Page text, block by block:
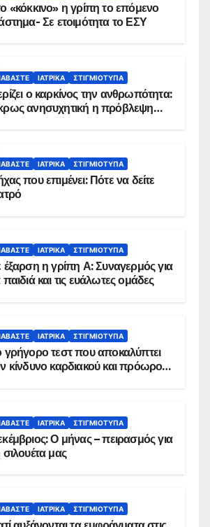
«κόκκινο» η γρίπη το επόμενο
Σε ετοιμότητα το ΕΣΥ
ΙΑΤΡΙΚΆ ΣΤΙΓΜΙΌΤΥΠΑ
ο καρκίνος την ανθρωπότητα:
ανησυχητική η πρόβλεψη…
ΙΑΤΡΙΚΆ ΣΤΙΓΜΙΌΤΥΠΑ
που επιμένει: Πότε να δείτε
ΙΑΤΡΙΚΆ ΣΤΙΓΜΙΌΤΥΠΑ
έξαρση η γρίπη Α: Συναγερμός για
παιδιά και τις ευάλωτες ομάδες
ΙΑΤΡΙΚΆ ΣΤΙΓΜΙΌΤΥΠΑ
γρήγορο τεστ που αποκαλύπτει
κίνδυνο καρδιακού και πρόωρου
ΙΑΤΡΙΚΆ ΣΤΙΓΜΙΌΤΥΠΑ
Ο μήνας – πειρασμός για
σιλουέτα μας
ΙΑΤΡΙΚΆ ΣΤΙΓΜΙΌΤΥΠΑ